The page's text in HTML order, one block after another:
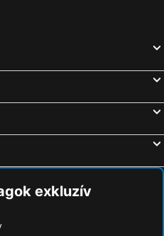
exkluzív